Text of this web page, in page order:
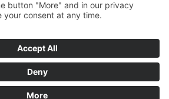
Gesellschafter